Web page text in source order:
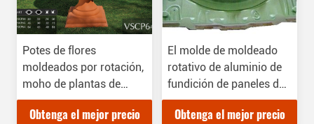
Potes de flores
moldeados por rotación,
moho de plantas de
flores
Obtenga el mejor precio
El molde de moldeado
rotativo de aluminio de
fundición de paneles de
espejos redondos
Obtenga el mejor precio